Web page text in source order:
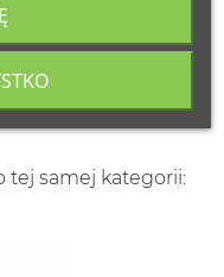
tej samej kategorii: